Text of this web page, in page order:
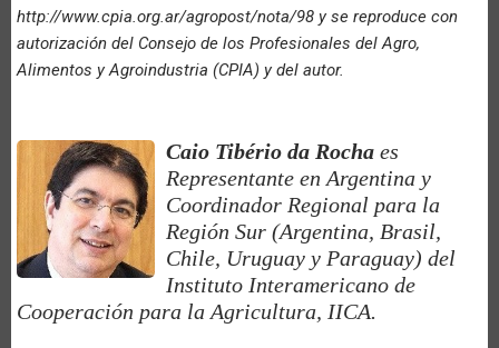
http://www.cpia.org.ar/agropost/nota/98 y se reproduce con
autorización del Consejo de los Profesionales del Agro,
Alimentos y Agroindustria (CPIA) y del autor.
Caio Tibério da Rocha es
Representante en Argentina y
Coordinador Regional para la
Región Sur (Argentina, Brasil,
Chile, Uruguay y Paraguay) del
Instituto Interamericano de
Cooperación para la Agricultura, IICA.